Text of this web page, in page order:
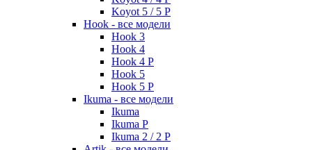
Koyot 5 / 5 P
Hook - все модели
Hook 3
Hook 4
Hook 4 P
Hook 5
Hook 5 P
Ikuma - все модели
Ikuma
Ikuma P
Ikuma 2 / 2 P